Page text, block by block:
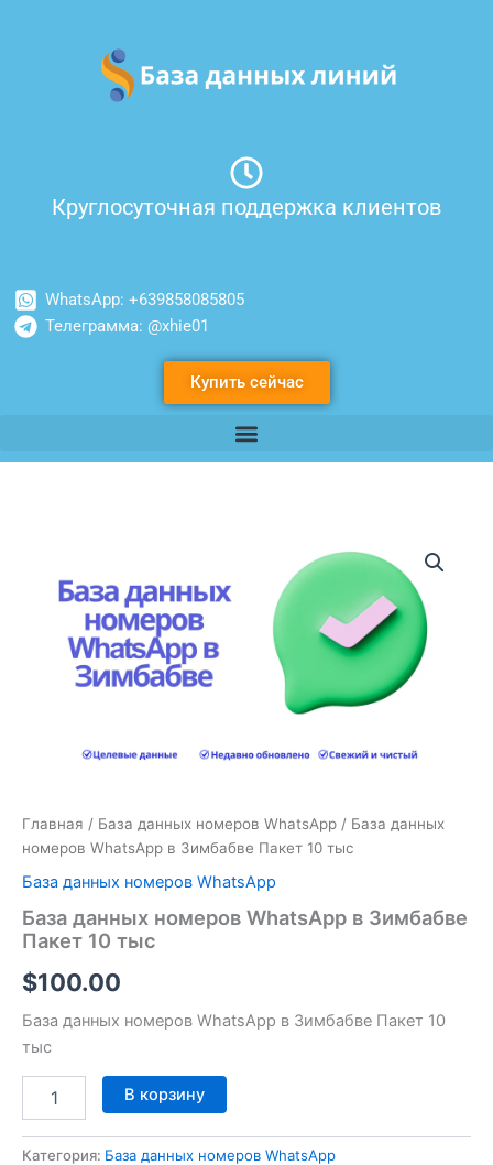
содержимому
Круглосуточная поддержка клиентов
WhatsApp: +639858085805
Телеграмма: @xhie01
Купить сейчас
Главная / База данных номеров WhatsApp / База данных
номеров WhatsApp в Зимбабве Пакет 10 тыс
База данных номеров WhatsApp
База данных номеров WhatsApp в Зимбабве
Пакет 10 тыс
$100.00
База данных номеров WhatsApp в Зимбабве Пакет 10
тыс
данных
WhatsApp
Зимбабве
В корзину
Категория: База данных номеров WhatsApp